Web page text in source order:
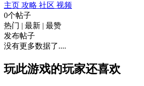
主页 攻略 社区 视频
0个帖子
热门 | 最新 | 最赞
发布帖子
没有更多数据了....
玩此游戏的玩家还喜欢